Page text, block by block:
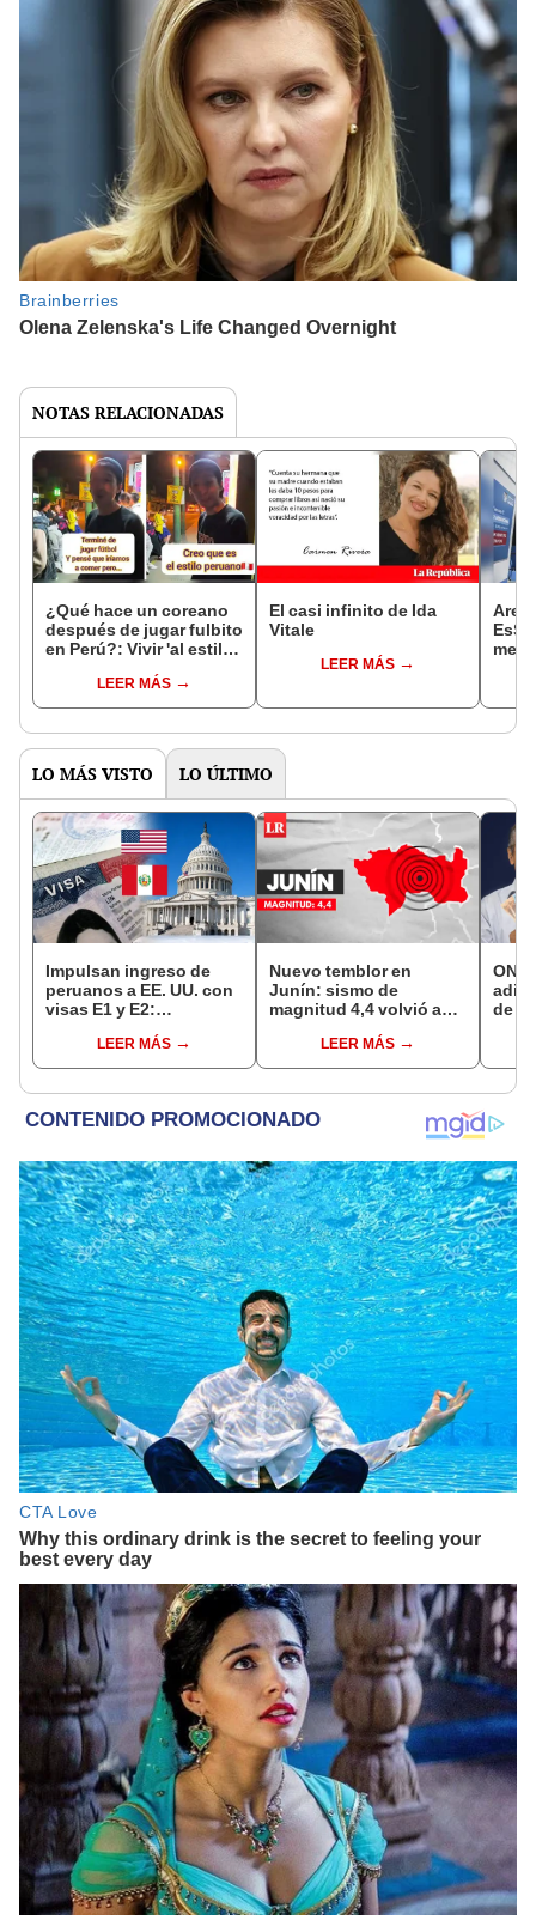
NOTAS RELACIONADAS
¿Qué hace un coreano
después de jugar fulbito
en Perú?: Vivir 'al estilo
LEER MÁS
El casi infinito de Ida
Vitale
LEER MÁS
LO MÁS VISTO LO ÚLTIMO
Impulsan ingreso de
peruanos a EE. UU. con
visas E1 y E2:
pymes serían los más
beneficiados
LEER MÁS
Nuevo temblor en
Junín: sismo de
magnitud 4,4 volvió a
según IGPLEER MÁS
ONP
de
si